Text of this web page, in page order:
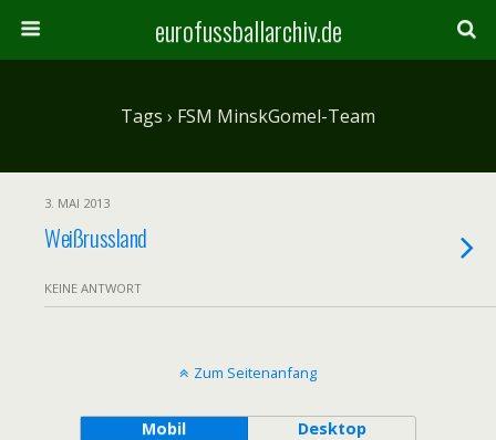
eurofussballarchiv.de
Tags › FSM MinskGomel-Team
3. MAI 2013
Weißrussland
KEINE ANTWORT
Zum Seitenanfang
Mobil Desktop